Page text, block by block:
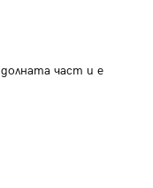
част и е